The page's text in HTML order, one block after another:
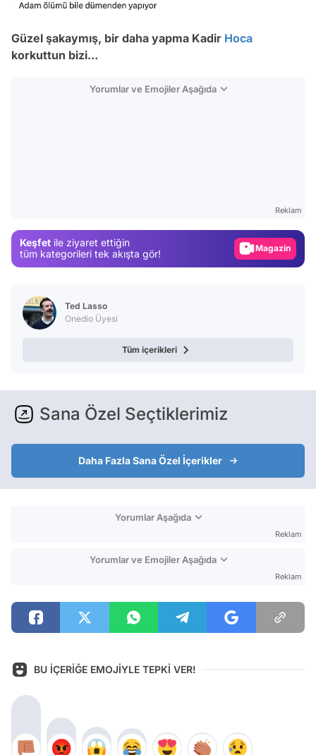
Güzel şakaymış, bir daha yapma Kadir Hoca
korkuttun bizi...
Yorumlar ve Emojiler Aşağıda
Reklam
Keşfet ile ziyaret ettiğin
tüm kategorileri tek akışta gör!
Video
Ted Lasso
Onedio Üyesi
Tüm içerikleri
Sana Özel Seçtiklerimiz
Daha Fazla Sana Özel İçerikler
Yorumlar Aşağıda
Reklam
Yorumlar ve Emojiler Aşağıda
Reklam
BU İÇERİĞE EMOJİYLE TEPKİ VER!